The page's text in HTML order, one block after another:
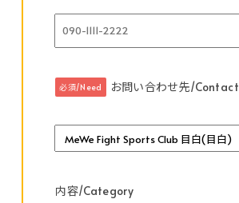
必須/Need お問い合わせ先/Contact
内容/Category